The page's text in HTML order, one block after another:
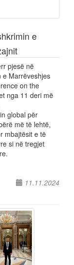
e
pjesë në
e Marrëveshjes
on the
nga 11 deri më
global për
më të lehtë,
mbajtësit e të
si në tregjet
11.11.2024